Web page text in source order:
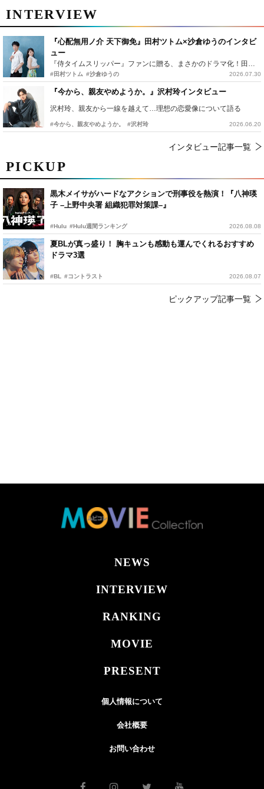
PICKUP
黒木メイサがハードなアクションで刑事役を熱演！『八神瑛
子 –上野中央署 組織犯罪対策課–』
#Hulu #Hulu週間ランキング 2026.08.08
夏BLが真っ盛り！ 胸キュンも感動も運んでくれるおすすめ
ドラマ3選
#BL #コントラスト 2026.08.07
ピックアップ記事一覧
INTERVIEW
『心配無用ノ介 天下御免』田村ツトム×沙倉ゆうのインタビ
ュー
『侍タイムスリッパー』ファンに贈る、まさかのドラマ化！田村ツトム×沙倉ゆうのが語る『心配無用ノ介』撮影秘話
#田村ツトム #沙倉ゆうの 2026.07.30
『今から、親友やめようか。』沢村玲インタビュー
沢村玲、親友から一線を越えて…理想の恋愛像について語る
#今から、親友やめようか。 #沢村玲 2026.06.20
インタビュー記事一覧
NEWS
INTERVIEW
RANKING
MOVIE
PRESENT
個人情報について
会社概要
お問い合わせ